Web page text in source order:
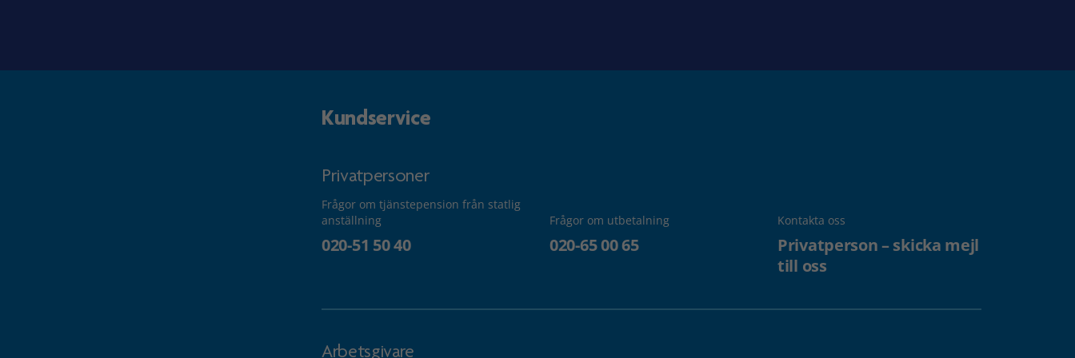
Kundservice
Privatpersoner
Frågor om tjänstepension från statlig
anställning
020-51 50 40
Frågor om utbetalning
020-65 00 65
Kontakta oss
Privatperson – skicka mejl
till oss
Arbetsgivare